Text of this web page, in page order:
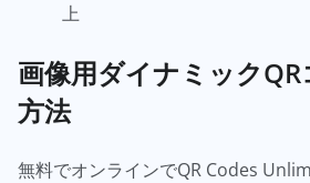
上
画像用ダイナミック
方法
無料でオンラインでQR Codes